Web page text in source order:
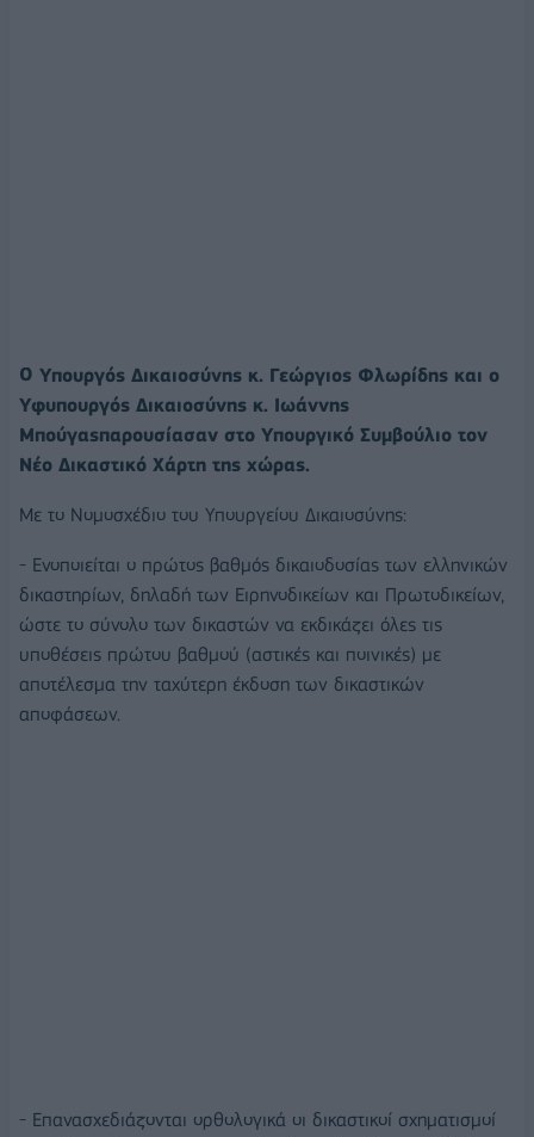
Ο Υπουργός Δικαιοσύνης κ. Γεώργιος Φλωρίδης και ο
Υφυπουργός Δικαιοσύνης κ. Ιωάννης
Μπούγαςπαρουσίασαν στο Υπουργικό Συμβούλιο τον
Νέο Δικαστικό Χάρτη της χώρας.
Με το Νομοσχέδιο του Υπουργείου Δικαιοσύνης:
- Ενοποιείται ο πρώτος βαθμός δικαιοδοσίας των ελληνικών
δικαστηρίων, δηλαδή των Ειρηνοδικείων και Πρωτοδικείων,
ώστε το σύνολο των δικαστών να εκδικάζει όλες τις
υποθέσεις πρώτου βαθμού (αστικές και ποινικές) με
αποτέλεσμα την ταχύτερη έκδοση των δικαστικών
αποφάσεων.
- Επανασχεδιάζονται ορθολογικά οι δικαστικοί σχηματισμοί